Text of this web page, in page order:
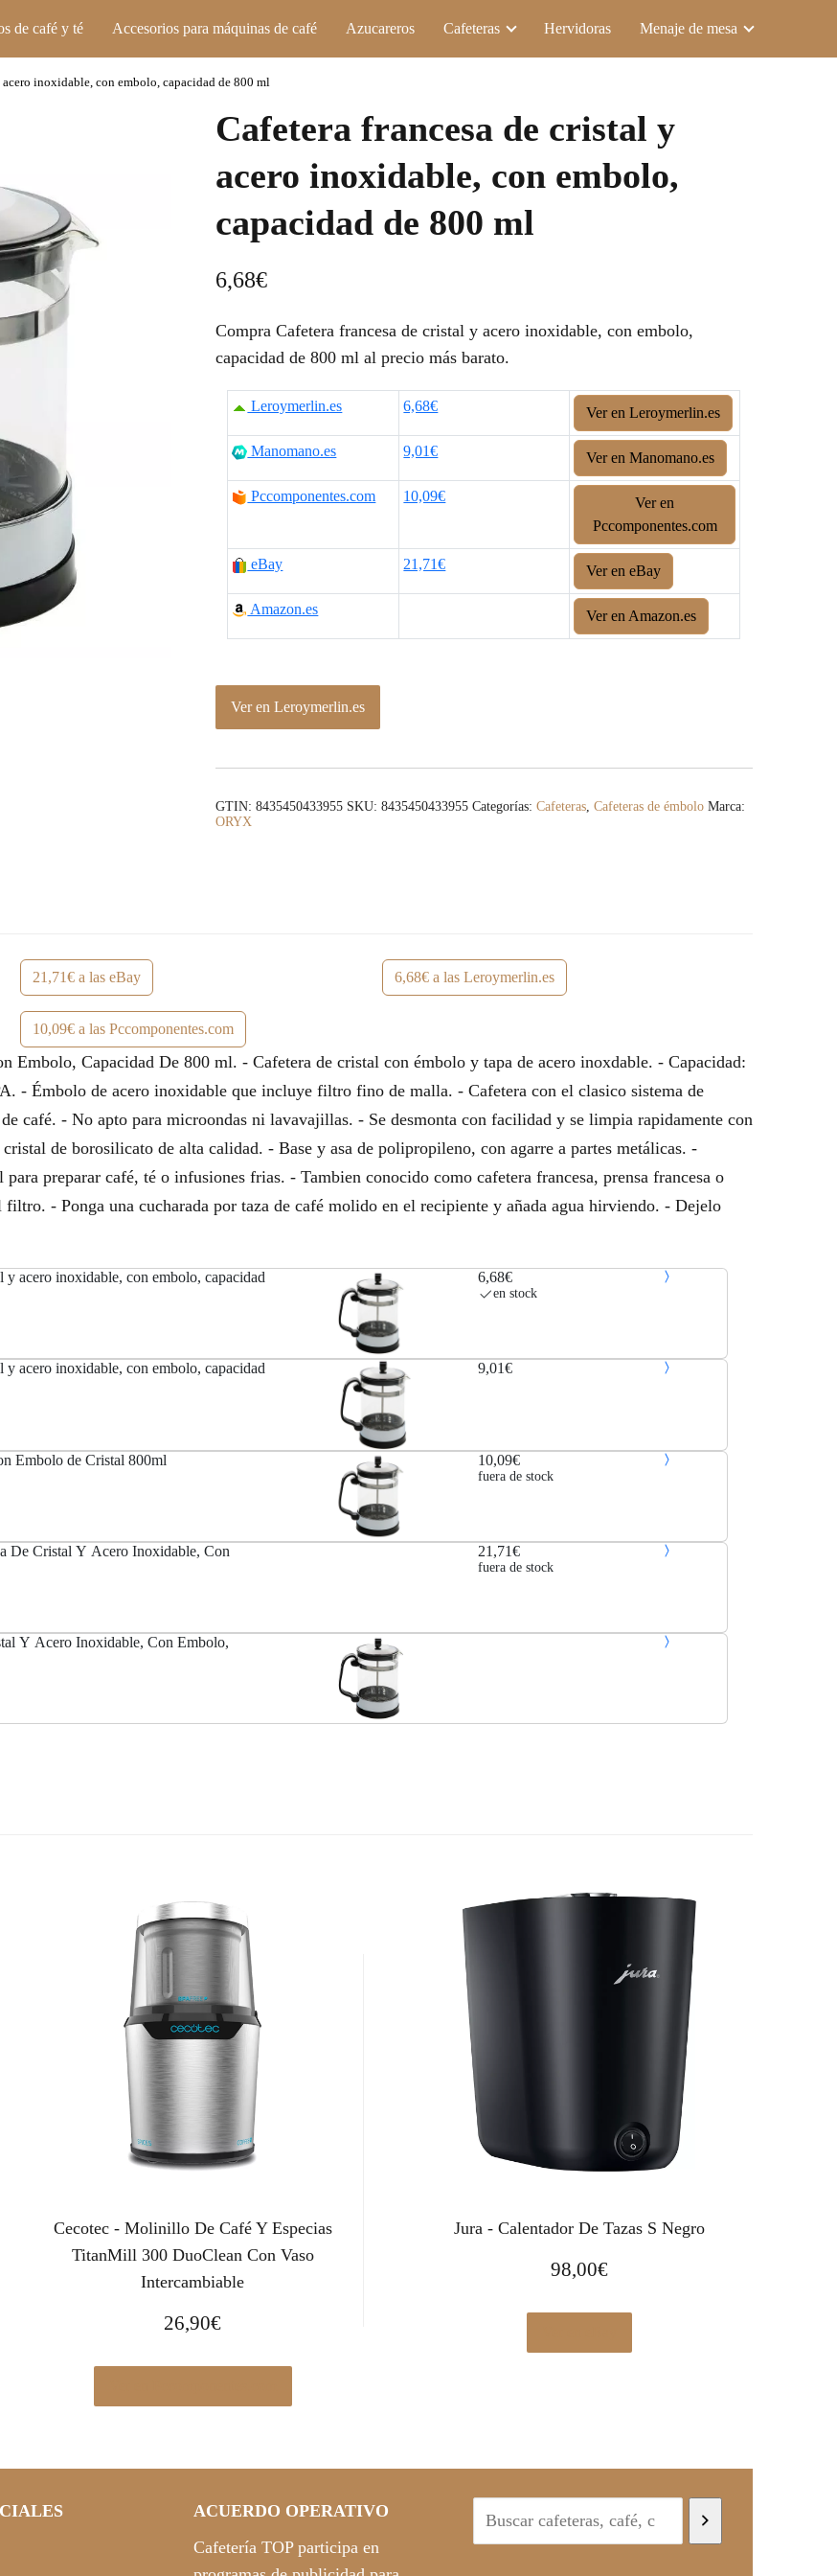
de café y té Accesorios para máquinas de café Azucareros Cafeteras Hervidoras Menaje de mesa
acero inoxidable, con embolo, capacidad de 800 ml
Cafetera francesa de cristal y
acero inoxidable, con embolo,
capacidad de 800 ml
6,68€
Compra Cafetera francesa de cristal y acero inoxidable, con embolo,
capacidad de 800 ml al precio más barato.
Leroymerlin.es 6,68€ Ver en Leroymerlin.es
Manomano.es 9,01€ Ver en Manomano.es
Pccomponentes.com 10,09€
Ver en
Pccomponentes.com
eBay 21,71€ Ver en eBay
Amazon.es Ver en Amazon.es
Ver en Leroymerlin.es
GTIN: 8435450433955 SKU:8435450433955 Categorías:Cafeteras,Cafeteras de émbolo Marca:
ORYX
21,71€ a las eBay 6,68€ a las Leroymerlin.es
10,09€ a las Pccomponentes.com
Embolo, Capacidad De 800 ml. - Cafetera de cristal con émbolo y tapa de acero inoxdable. - Capacidad:
- Émbolo de acero inoxidable que incluye filtro fino de malla. - Cafetera con el clasico sistema de
café. - No apto para microondas ni lavavajillas. - Se desmonta con facilidad y se limpia rapidamente con
de borosilicato de alta calidad. - Base y asa de polipropileno, con agarre a partes metálicas. -
preparar café, té o infusiones frias. - Tambien conocido como cafetera francesa, prensa francesa o
- Ponga una cucharada por taza de café molido en el recipiente y añada agua hirviendo. - Dejelo
y acero inoxidable, con embolo, capacidad
6,68€
en stock
y acero inoxidable, con embolo, capacidad
9,01€
Embolo de Cristal 800ml 10,09€
fuera de stock
De Cristal Y Acero Inoxidable, Con
21,71€
fuera de stock
Y Acero Inoxidable, Con Embolo,
Cecotec - Molinillo De Café Y Especias
TitanMill 300 DuoClean Con Vaso
Intercambiable
26,90€
Jura - Calentador De Tazas S Negro
98,00€
ACUERDO OPERATIVO
Cafetería TOP participa en